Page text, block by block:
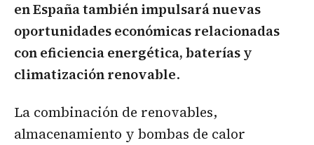
en España también impulsará nuevas
oportunidades económicas relacionadas
con eficiencia energética, baterías y
climatización renovable.
La combinación de renovables,
almacenamiento y bombas de calor